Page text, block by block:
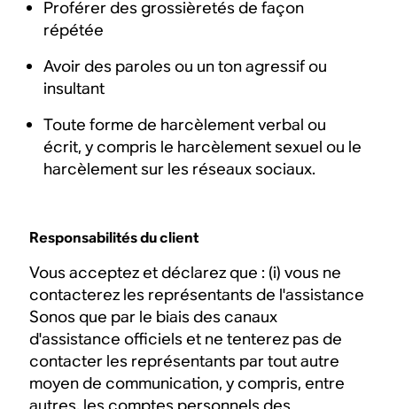
Proférer des grossièretés de façon
répétée
Avoir des paroles ou un ton agressif ou
insultant
Toute forme de harcèlement verbal ou
écrit, y compris le harcèlement sexuel ou le
harcèlement sur les réseaux sociaux.
Responsabilités du client
Vous acceptez et déclarez que : (i) vous ne
contacterez les représentants de l'assistance
Sonos que par le biais des canaux
d'assistance officiels et ne tenterez pas de
contacter les représentants par tout autre
moyen de communication, y compris, entre